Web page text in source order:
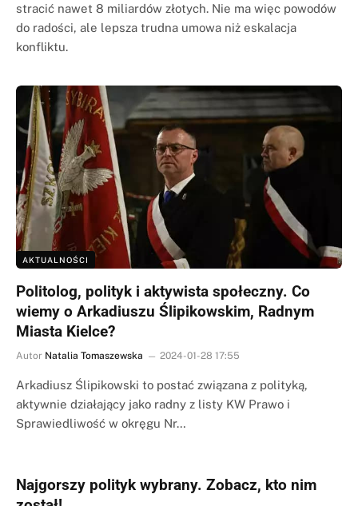
stracić nawet 8 miliardów złotych. Nie ma więc powodów
do radości, ale lepsza trudna umowa niż eskalacja
konfliktu.
AKTUALNOŚCI
Politolog, polityk i aktywista społeczny. Co
wiemy o Arkadiuszu Ślipikowskim, Radnym
Miasta Kielce?
Autor Natalia Tomaszewska 2024-01-28 17:55
Arkadiusz Ślipikowski to postać związana z polityką,
aktywnie działający jako radny z listy KW Prawo i
Sprawiedliwość w okręgu Nr…
Najgorszy polityk wybrany. Zobacz, kto nim